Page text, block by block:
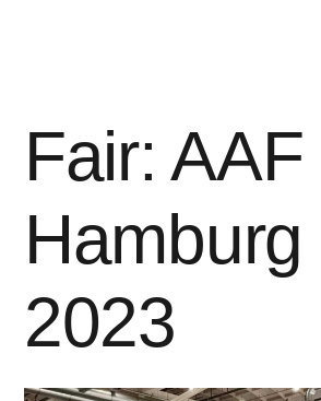
Fair: AAF
Hamburg
2023